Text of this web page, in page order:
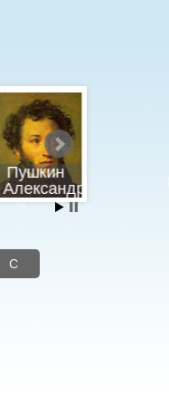
Пушкин
Александр
С